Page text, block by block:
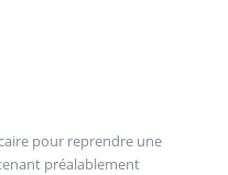
pour reprendre une
préalablement